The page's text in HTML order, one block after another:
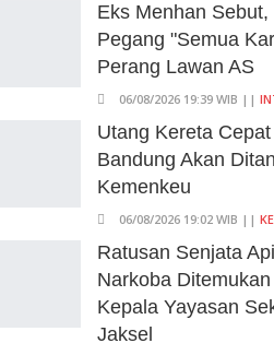
Eks Menhan Sebut,
Pegang "Semua
Perang Lawan AS
06/08/2026 19:39 WIB ||
Utang Kereta
Bandung Akan
Kemenkeu
06/08/2026 19:02 WIB ||
Ratusan Senjata
Narkoba
Kepala Yayasan
Jaksel